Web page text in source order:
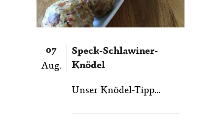
07
Aug.
Speck-Schlawiner-
Knödel
Unser Knödel-Tipp...